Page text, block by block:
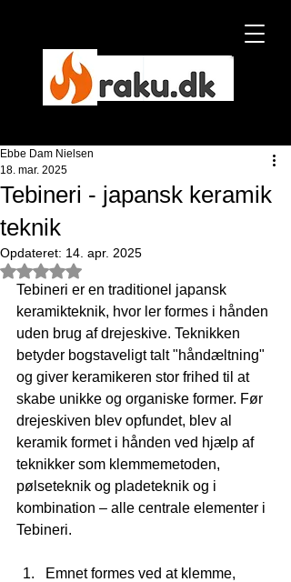
NYHED
Tebineri - japansk keramik
teknik
Ebbe Dam Nielsen
18. mar. 2025
Opdateret: 14. apr. 2025
Bedømt til NaN ud af 5 stjerner.
Tebineri er en traditionel japansk
keramikteknik, hvor ler formes i hånden
uden brug af drejeskive. Teknikken
betyder bogstaveligt talt "håndæltning"
og giver keramikeren stor frihed til at
skabe unikke og organiske former. Før
drejeskiven blev opfundet, blev al
keramik formet i hånden ved hjælp af
teknikker som klemmemetoden,
pølseteknik og pladeteknik og i
kombination – alle centrale elementer i
Tebineri.
Emnet formes ved at klemme,